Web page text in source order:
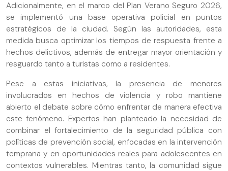
Adicionalmente, en el marco del Plan Verano Seguro 2026,
se implementó una base operativa policial en puntos
estratégicos de la ciudad. Según las autoridades, esta
medida busca optimizar los tiempos de respuesta frente a
hechos delictivos, además de entregar mayor orientación y
resguardo tanto a turistas como a residentes.
Pese a estas iniciativas, la presencia de menores
involucrados en hechos de violencia y robo mantiene
abierto el debate sobre cómo enfrentar de manera efectiva
este fenómeno. Expertos han planteado la necesidad de
combinar el fortalecimiento de la seguridad pública con
políticas de prevención social, enfocadas en la intervención
temprana y en oportunidades reales para adolescentes en
contextos vulnerables. Mientras tanto, la comunidad sigue